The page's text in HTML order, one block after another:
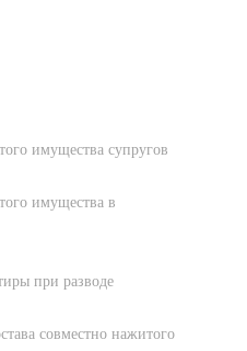
имущества супругов
имущества в
при разводе
совместно нажитого